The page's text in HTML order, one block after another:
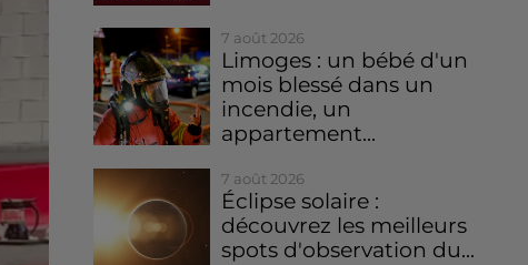
7 août 2026
Limoges : un bébé d'un
mois blessé dans un
incendie, un
appartement...
7 août 2026
Éclipse solaire :
découvrez les meilleurs
spots d'observation du...